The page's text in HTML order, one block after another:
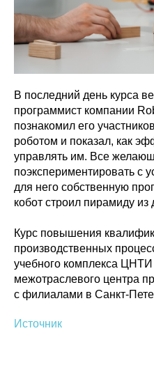
В последний день курса
программист компании
познакомил его
роботом и показал, как
управлять им. Все
поэкспериментировать с
для него собственную
кобот строил пирамиду
Курс повышения
производственных
учебного комплекса
межотраслевого центра
с филиалами в Санкт-
Источник